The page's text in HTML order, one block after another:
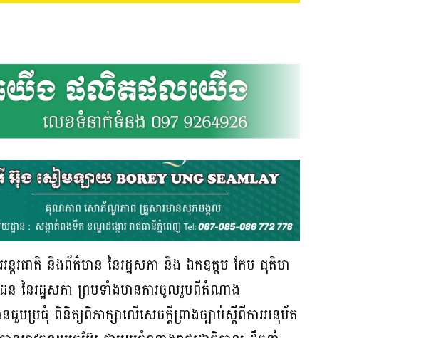
រជាតិ និងព័ត៌មាន នៃរដ្ឋសភា និង ឯកឧត្តម កែប ជុតិមា
ែន នៃរដ្ឋសភា ព្រមទាំងមានការចូលរួមពីតំណាង
ជួបប្រជុំ ពិនិត្យពិភាក្សាលើសេចក្តីព្រាងច្បាប់ស្តីពីការអនុម័ត